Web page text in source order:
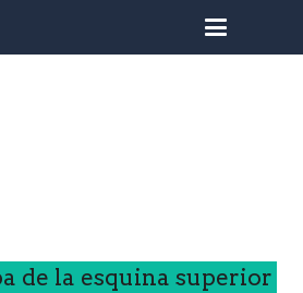
de la esquina superior